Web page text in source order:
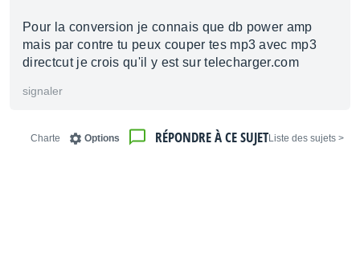
Pour la conversion je connais que db power amp
mais par contre tu peux couper tes mp3 avec mp3
directcut je crois qu'il y est sur telecharger.com
signaler
< Liste des sujets
RÉPONDRE À CE SUJET
Options
Charte